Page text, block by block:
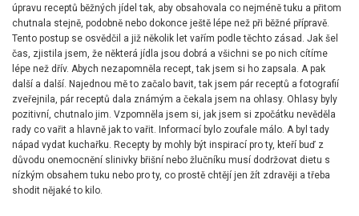
úpravu receptů běžných jídel tak, aby obsahovala co nejméně tuku a přitom
chutnala stejně, podobně nebo dokonce ještě lépe než při běžné přípravě.
Tento postup se osvědčil a již několik let vařím podle těchto zásad. Jak šel
čas, zjistila jsem, že některá jídla jsou dobrá a všichni se po nich cítíme
lépe než dřív. Abych nezapomněla recept, tak jsem si ho zapsala. A pak
další a další. Najednou mě to začalo bavit, tak jsem pár receptů a fotografií
zveřejnila, pár receptů dala známým a čekala jsem na ohlasy. Ohlasy byly
pozitivní, chutnalo jim. Vzpomněla jsem si, jak jsem si zpočátku nevěděla
rady co vařit a hlavně jak to vařit. Informací bylo zoufale málo. A byl tady
nápad vydat kuchařku. Recepty by mohly být inspirací pro ty, kteří buď z
důvodu onemocnění slinivky břišní nebo žlučníku musí dodržovat dietu s
nízkým obsahem tuku nebo pro ty, co prostě chtějí jen žít zdravěji a třeba
shodit nějaké to kilo.